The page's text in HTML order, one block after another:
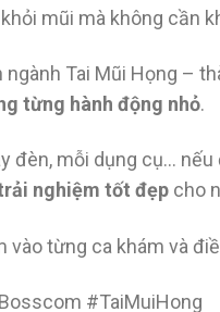
mũi mà không cần
Tai Mũi Họng –
từng hành động nhỏ.
đèn, mỗi dụng cụ…
nghiệm tốt đẹp cho
vào từng ca khám và
#TaiMuiHong